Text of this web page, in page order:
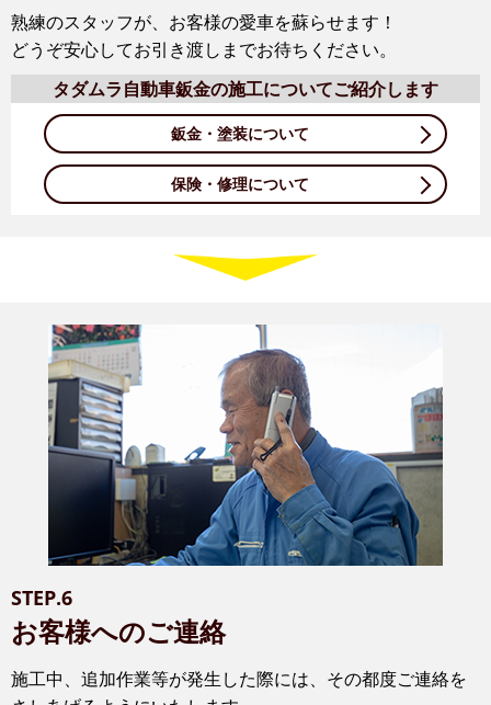
熟練のスタッフが、お客様の愛車を蘇らせます！
どうぞ安心してお引き渡しまでお待ちください。
タダムラ自動車鈑金の施工についてご紹介します
鈑金・塗装について
保険・修理について
STEP.6
お客様へのご連絡
施工中、追加作業等が発生した際には、その都度ご連絡を